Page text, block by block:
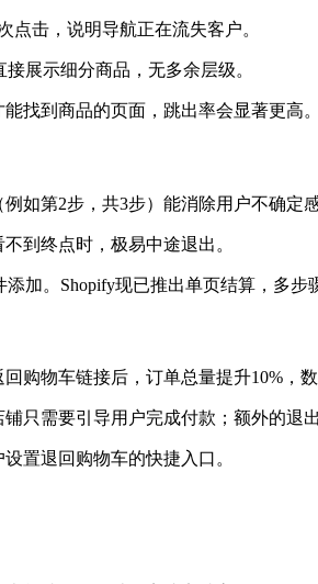
点击，说明导航正在流失客户。
展示细分商品，无多余层级。
找到商品的页面，跳出率会显著更高。
如第2步，共3步）能消除用户不确定
到终点时，极易中途退出。
加。Shopify现已推出单页结算，多
购物车链接后，订单总量提升10%，数
只需要引导用户完成付款；额外的退
置退回购物车的快捷入口。